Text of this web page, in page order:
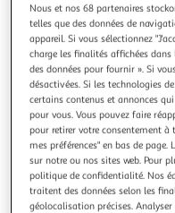
ATMOSPHERA
Décoration murale
Informations Techniques :
cm Matière : Fer Spécificités : Convient
usage Intérieur A poser
Argent
En savoir +
Vendu par Paris Prix
Nous et nos 68 partenaires
telles que des données de
appareil. Si vous sélectionnez
charge les finalités affichées
des données pour fournir ». Si
désactivées. Si les technologies
certains contenus et annonces
pour vous. Vous pouvez faire
pour retirer votre consentement
mes préférences" en bas de
sur notre ou nos sites web. Pour
politique de confidentialité. Nos
traitent des données selon les
géolocalisation précises.